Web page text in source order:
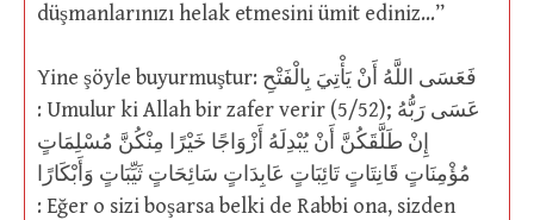
düşmanlarınızı helak etmesini ümit ediniz…”
Yine şöyle buyurmuştur: فَعَسَى اللَّهُ أَنْ يَأْتِيَ بِالْفَتْحِ
: Umulur ki Allah bir zafer verir (5/52); عَسَى رَبُّهُ
إِنْ طَلَّقَكُنَّ أَنْ يُبْدِلَهُ أَزْوَاجًا خَيْرًا مِنْكُنَّ مُسْلِمَاتٍ
مُؤْمِنَاتٍ قَانِتَاتٍ تَائِبَاتٍ عَابِدَاتٍ سَائِحَاتٍ ثَيِّبَاتٍ وَأَبْكَارًا
: Eğer o sizi boşarsa belki de Rabbi ona, sizden